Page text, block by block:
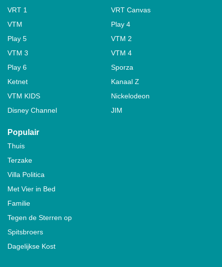
VRT 1
VRT Canvas
VTM
Play 4
Play 5
VTM 2
VTM 3
VTM 4
Play 6
Sporza
Ketnet
Kanaal Z
VTM KIDS
Nickelodeon
Disney Channel
JIM
Populair
Thuis
Terzake
Villa Politica
Met Vier in Bed
Familie
Tegen de Sterren op
Spitsbroers
Dagelijkse Kost